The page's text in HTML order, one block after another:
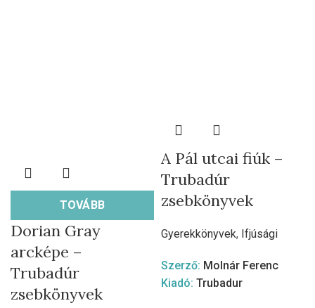
TOVÁBB
Dorian Gray
arcképe –
Trubadúr
zsebkönyvek
A Pál utcai fiúk –
Trubadúr
zsebkönyvek
Gyerekkönyvek, Ifjúsági
Szerző: Molnár Ferenc
Kiadó: Trubadur